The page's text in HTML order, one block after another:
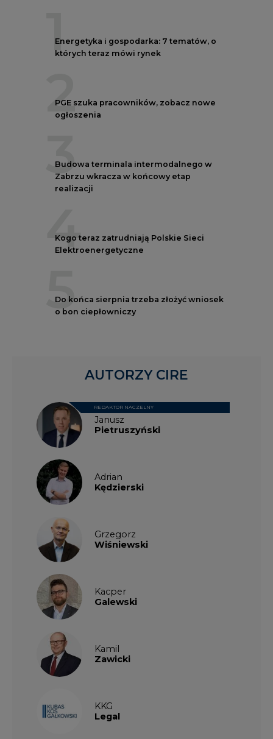
1
Energetyka i gospodarka: 7 tematów, o
których teraz mówi rynek
2
PGE szuka pracowników, zobacz nowe
ogłoszenia
3
Budowa terminala intermodalnego w
Zabrzu wkracza w końcowy etap
realizacji
4
Kogo teraz zatrudniają Polskie Sieci
Elektroenergetyczne
5
Do końca sierpnia trzeba złożyć wniosek
o bon ciepłowniczy
Janusz
Pietruszyński
REDAKTOR NACZELNY
Adrian
Kędzierski
Grzegorz
Wiśniewski
Kacper
Galewski
Kamil
Zawicki
KKG
Legal
AUTORZY CIRE